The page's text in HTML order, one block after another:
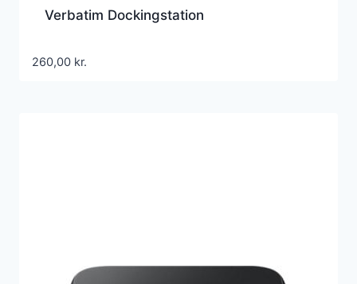
Verbatim Dockingstation
260,00 kr.